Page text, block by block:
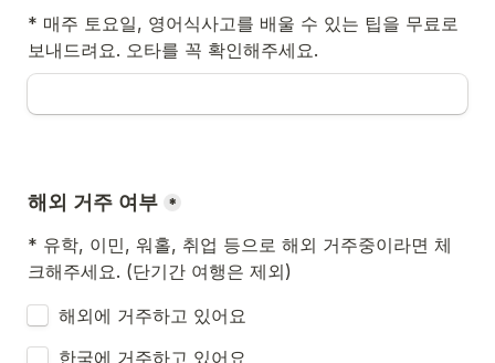
* 매주 토요일, 영어식사고를 배울 수 있는 팁을 무료로
보내드려요. 오타를 꼭 확인해주세요.
해외 거주 여부 *
* 유학, 이민, 워홀, 취업 등으로 해외 거주중이라면 체
크해주세요. (단기간 여행은 제외)
해외에 거주하고 있어요